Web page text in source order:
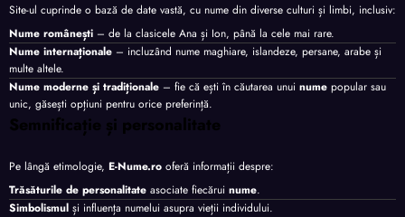
Site-ul cuprinde o bază de date vastă, cu nume din diverse culturi și limbi, inclusiv:
Nume românești – de la clasicele Ana și Ion, până la cele mai rare.
Nume internaționale – incluzând nume maghiare, islandeze, persane, arabe și
multe altele.
Nume moderne și tradiționale – fie că ești în căutarea unui nume popular sau
unic, găsești opțiuni pentru orice preferință.
Semnificație și personalitate
Pe lângă etimologie, E-Nume.ro oferă informații despre:
Trăsăturile de personalitate asociate fiecărui nume.
Simbolismul și influența numelui asupra vieții individului.